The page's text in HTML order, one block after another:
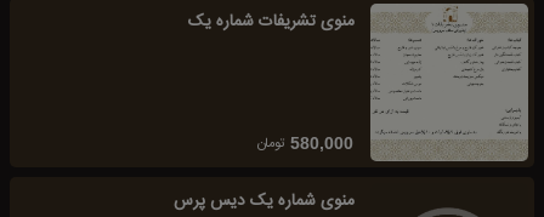
منوی تشریفات شماره یک
580,000 تومان
منوی شماره یک دیس پرس